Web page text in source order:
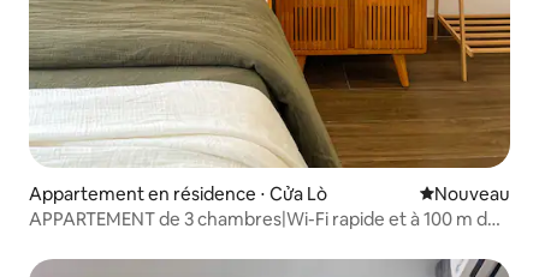
Appartement en résidence ⋅ Cửa Lò Nouvel
Nouveau
APPARTEMENT de 3 chambres|Wi-Fi rapide et à 100 m de